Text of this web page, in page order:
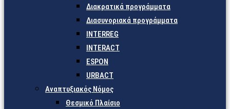
Διακρατικά προγράμματα
Διασυνοριακά προγράμματα
INTERREG
INTERACT
ESPON
URBACT
Αναπτυξιακός Νόμος
Θεσμικό Πλαίσιο